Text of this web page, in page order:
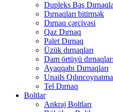
Dupleks Baş
Dırnaqları bitirmək
Dırnaq çərçivəsi
Qaz Dırnaq
Palet Dırnaq
Üzük dırnaqları
Dam örtüyü dırnaqları
Ayaqqabı Dırnaqları
Unails
Tel Dırnaq
Boltlar
Ankraj Boltları